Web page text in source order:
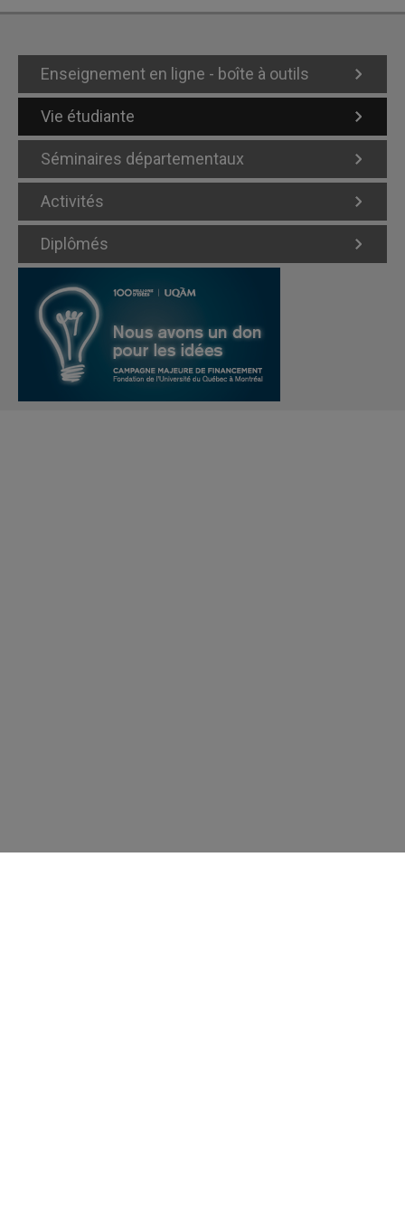
Enseignement en ligne - boîte à outils
Vie étudiante
Séminaires départementaux
Activités
Diplômés